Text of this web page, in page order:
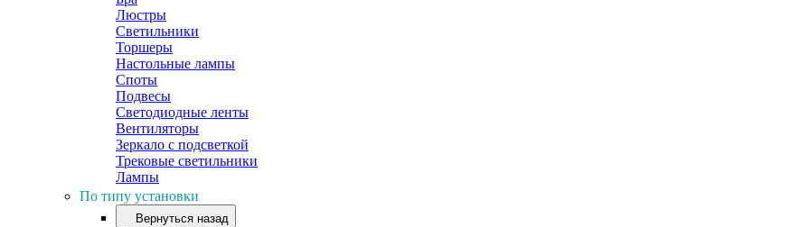
Люстры
Светильники
Торшеры
Настольные лампы
Споты
Подвесы
Светодиодные ленты
Вентиляторы
Зеркало с подсветкой
Трековые светильники
Лампы
По типу установки
Вернуться назад